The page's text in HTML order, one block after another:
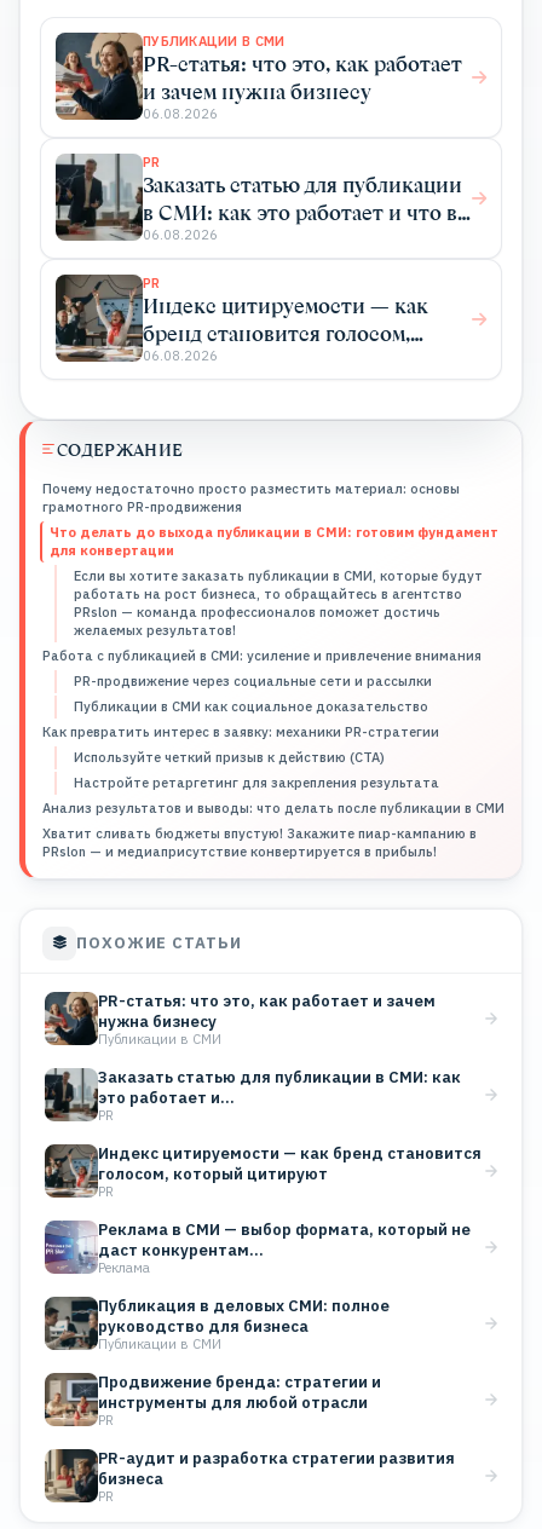
СОДЕРЖАНИЕ
Почему недостаточно просто разместить материал: основы
грамотного PR-продвижения
Что делать до выхода публикации в СМИ: готовим фундамент
для конвертации
Если вы хотите заказать публикации в СМИ, которые будут
работать на рост бизнеса, то обращайтесь в агентство
PRslon — команда профессионалов поможет достичь
желаемых результатов!
Работа с публикацией в СМИ: усиление и привлечение внимания
PR-продвижение через социальные сети и рассылки
Публикации в СМИ как социальное доказательство
Как превратить интерес в заявку: механики PR-стратегии
Используйте четкий призыв к действию (CTA)
Настройте ретаргетинг для закрепления результата
Анализ результатов и выводы: что делать после публикации в СМИ
Хватит сливать бюджеты впустую! Закажите пиар-кампанию в
PRslon — и медиаприсутствие конвертируется в прибыль!
ПОХОЖИЕ СТАТЬИ
PR-статья: что это, как работает и зачем
нужна бизнесу
Публикации в СМИ
Заказать статью для публикации в СМИ: как
это работает и…
PR
Индекс цитируемости — как бренд становится
голосом, который цитируют
PR
Реклама в СМИ — выбор формата, который не
даст конкурентам…
Реклама
Публикация в деловых СМИ: полное
руководство для бизнеса
Публикации в СМИ
Продвижение бренда: стратегии и
инструменты для любой отрасли
PR
PR-аудит и разработка стратегии развития
бизнеса
PR
ПУБЛИКАЦИИ В СМИ
PR-статья: что это, как работает
и зачем нужна бизнесу
06.08.2026
PR
Заказать статью для публикации
в СМИ: как это работает и что вы
получаете
06.08.2026
PR
Индекс цитируемости — как
бренд становится голосом,
который цитируют
06.08.2026